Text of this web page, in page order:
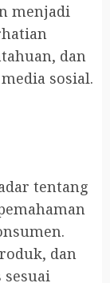
menjadi
dan
sosial.
tentang
dan
sesuai